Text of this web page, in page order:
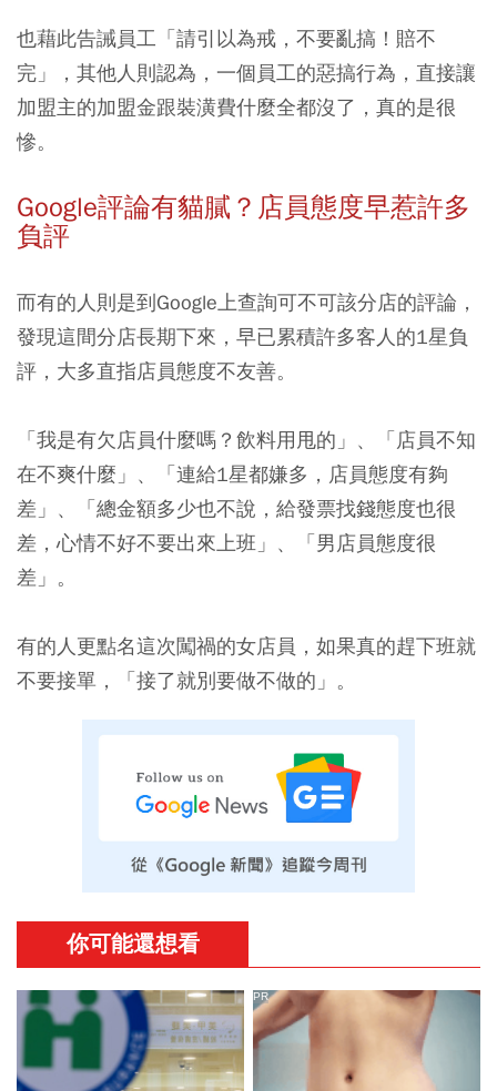
也藉此告誡員工「請引以為戒，不要亂搞！賠不
完」，其他人則認為，一個員工的惡搞行為，直接讓
加盟主的加盟金跟裝潢費什麼全都沒了，真的是很
慘。
Google評論有貓膩？店員態度早惹許多
負評
而有的人則是到Google上查詢可不可該分店的評論，
發現這間分店長期下來，早已累積許多客人的1星負
評，大多直指店員態度不友善。
「我是有欠店員什麼嗎？飲料用甩的」、「店員不知
在不爽什麼」、「連給1星都嫌多，店員態度有夠
差」、「總金額多少也不說，給發票找錢態度也很
差，心情不好不要出來上班」、「男店員態度很
差」。
有的人更點名這次闖禍的女店員，如果真的趕下班就
不要接單，「接了就別要做不做的」。